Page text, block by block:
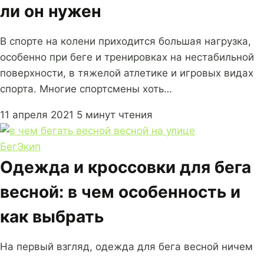
ли он нужен
В спорте на колени приходится большая нагрузка,
особенно при беге и тренировках на нестабильной
поверхности, в тяжелой атлетике и игровых видах
спорта. Многие спортсмены хоть…
11 апреля 2021 5 минут чтения
БегЭкип
Одежда и кроссовки для бега
весной: в чем особенность и
как выбрать
На первый взгляд, одежда для бега весной ничем